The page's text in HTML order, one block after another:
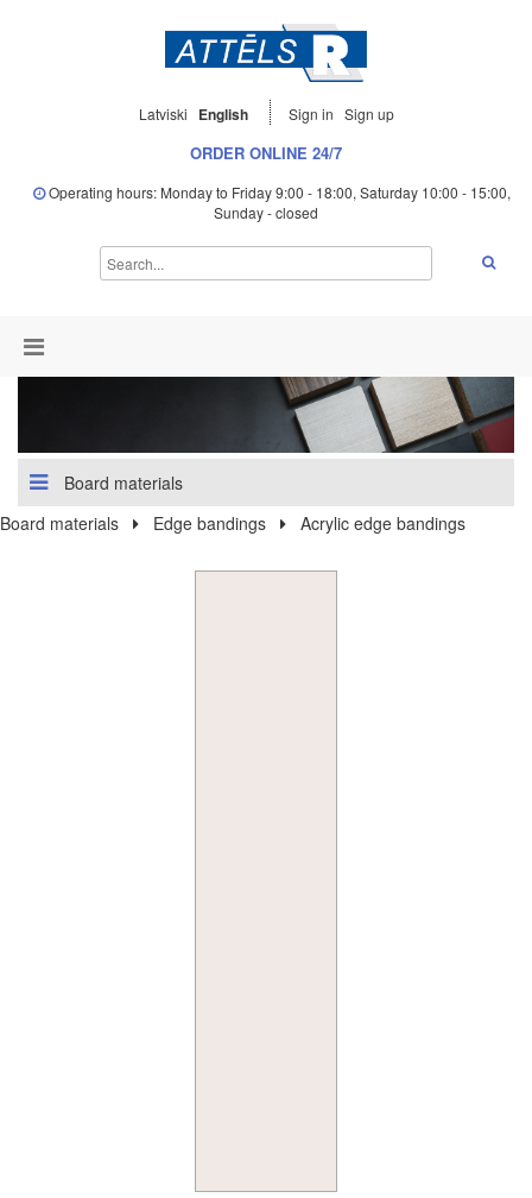
Latviski English Sign in Sign up
ORDER ONLINE 24/7
Operating hours: Monday to Friday 9:00 - 18:00, Saturday 10:00 - 15:00,
Sunday - closed
Board materials
Board materials
Edge bandings Acrylic edge bandings